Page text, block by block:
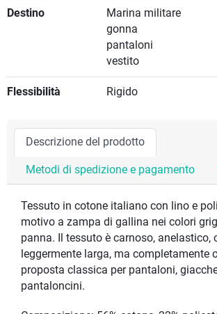
Destino
Marina militare
gonna
pantaloni
vestito
Flessibilità Rigido
Descrizione del prodotto
Metodi di spedizione e pagamento
Tessuto in cotone italiano con lino e
motivo a zampa di gallina nei colori
panna. Il tessuto è carnoso, anelastico,
leggermente larga, ma completamente
proposta classica per pantaloni,
pantaloncini.